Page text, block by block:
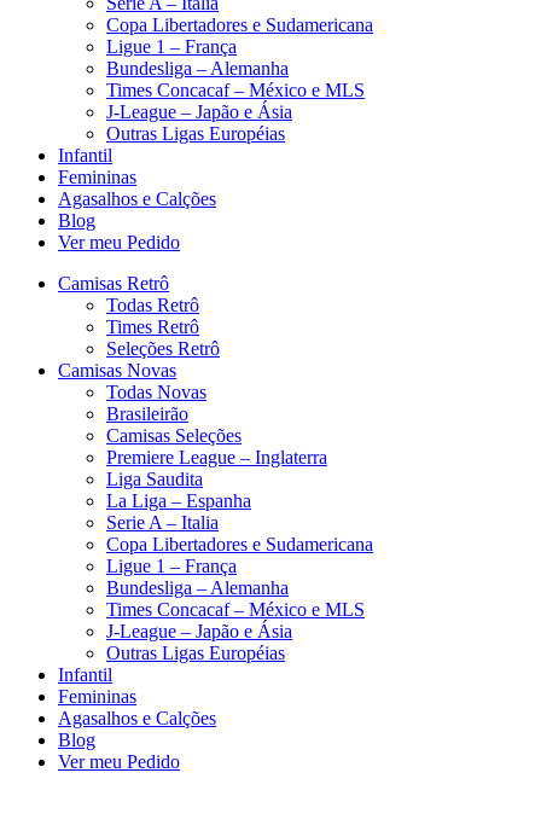
Copa Libertadores e Sudamericana
Ligue 1 – França
Bundesliga – Alemanha
Times Concacaf – México e MLS
J-League – Japão e Ásia
Outras Ligas Européias
Infantil
Femininas
Agasalhos e Calções
Blog
Ver meu Pedido
Camisas Retrô
Todas Retrô
Times Retrô
Seleções Retrô
Camisas Novas
Todas Novas
Brasileirão
Camisas Seleções
Premiere League – Inglaterra
Liga Saudita
La Liga – Espanha
Serie A – Italia
Copa Libertadores e Sudamericana
Ligue 1 – França
Bundesliga – Alemanha
Times Concacaf – México e MLS
J-League – Japão e Ásia
Outras Ligas Européias
Infantil
Femininas
Agasalhos e Calções
Blog
Ver meu Pedido